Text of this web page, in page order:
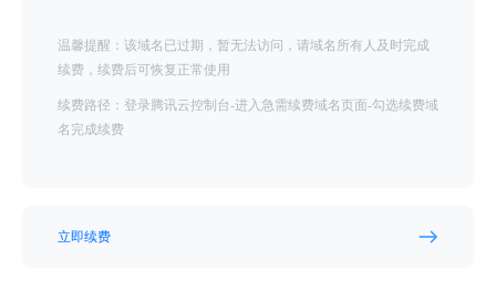
温馨提醒：该域名已过期，暂无法访问，请域名所有人及时完成
续费，续费后可恢复正常使用
续费路径：登录腾讯云控制台-进入急需续费域名页面-勾选续费域
名完成续费
立即续费